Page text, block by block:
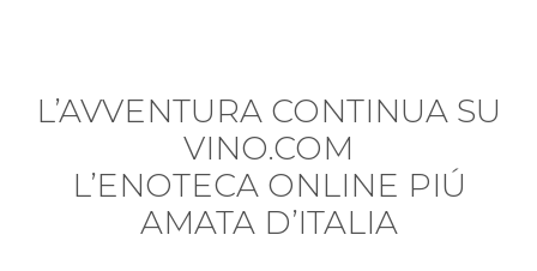
L’AVVENTURA CONTINUA SU
VINO.COM
L’ENOTECA ONLINE PIÚ
AMATA D’ITALIA